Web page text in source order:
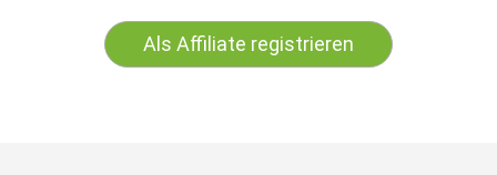
Als Affiliate registrieren